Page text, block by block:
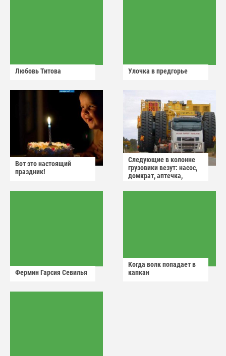
Любовь Титова Улочка в предгорье
Вот это настоящий
праздник!
Следующие в колонне
грузовики везут: насос,
домкрат, аптечка,
Фермин Гарсия Севилья
Когда волк попадает в
капкан